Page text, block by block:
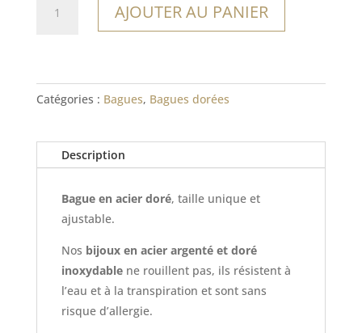
AJOUTER AU PANIER
Catégories : Bagues, Bagues dorées
Description
Bague en acier doré, taille unique et
ajustable.
Nos bijoux en acier argenté et doré
inoxydablene rouillent pas, ils résistent à
l’eau et à la transpiration et sont sans
risque d’allergie.